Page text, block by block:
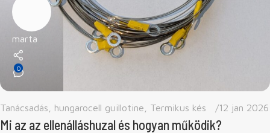
marta
0
Tanácsadás hungarocell guillotine Termikus kés 12 jan 2026
Mi az az ellenálláshuzal és hogyan működik?